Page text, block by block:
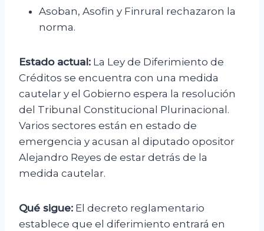
Asoban, Asofin y Finrural rechazaron la
norma.
Estado actual: La Ley de Diferimiento de
Créditos se encuentra con una medida
cautelar y el Gobierno espera la resolución
del Tribunal Constitucional Plurinacional.
Varios sectores están en estado de
emergencia y acusan al diputado opositor
Alejandro Reyes de estar detrás de la
medida cautelar.
Qué sigue: El decreto reglamentario
establece que el diferimiento entrará en